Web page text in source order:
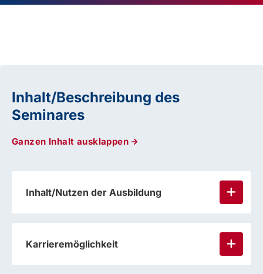
Inhalt/Beschreibung des
Seminares
Ganzen Inhalt ausklappen
Inhalt/Nutzen der Ausbildung
Karrieremöglichkeit